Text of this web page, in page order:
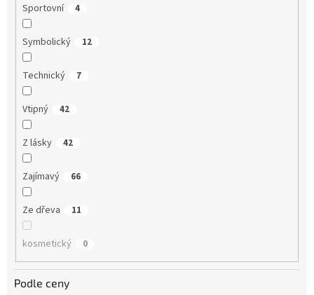
Sportovní 4
Symbolický 12
Technický 7
Vtipný 42
Z lásky 42
Zajímavý 66
Ze dřeva 11
kosmetický 0
Podle ceny